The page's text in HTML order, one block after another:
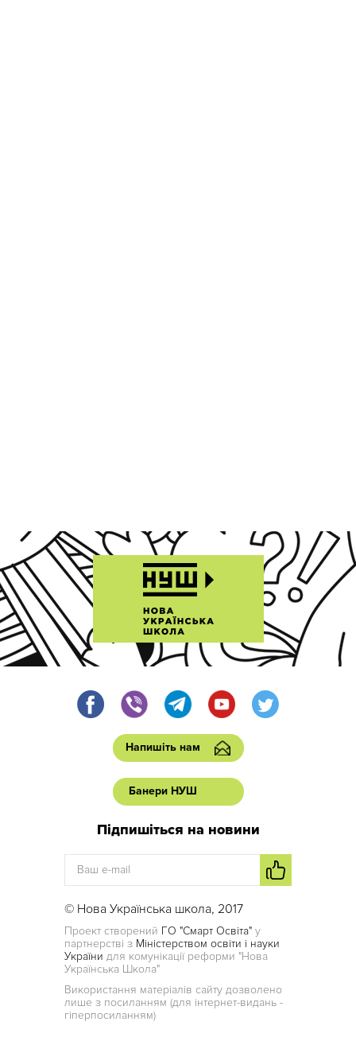
Напишіть нам
Банери НУШ
Підпишіться на новини
© Нова Українська школа, 2017
Проект створений ГО "Смарт Освіта" у
партнерстві з Міністерством освіти і науки
України для комунікації реформи "Нова
Українська Школа"
Використання матеріалів сайту дозволено
лише з посиланням (для інтернет-видань -
гіперпосиланням)